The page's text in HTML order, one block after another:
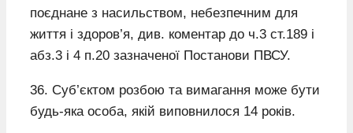
поєднане з насильством, небезпечним для
життя і здоров’я, див. коментар до ч.3 ст.189 і
абз.3 і 4 п.20 зазначеної Постанови ПВСУ.
36. Суб’єктом розбою та вимагання може бути
будь-яка особа, якій виповнилося 14 років.